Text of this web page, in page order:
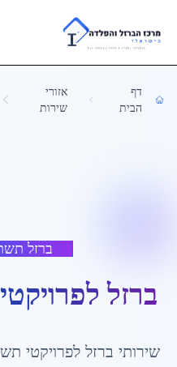
Skip to main content
דף
הבית
אזורי
שירות
ברזל
ברזל
שירותי ברזל לפרויקטי